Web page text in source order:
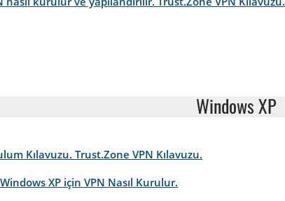
Windows XP
Kılavuzu. Trust.Zone VPN Kılavuzu.
XP için VPN Nasıl Kurulur.